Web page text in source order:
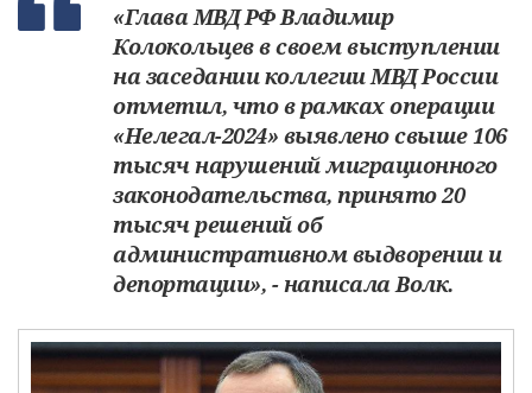
«Глава МВД РФ Владимир
Колокольцев в своем выступлении
на заседании коллегии МВД России
отметил, что в рамках операции
«Нелегал-2024» выявлено свыше 106
тысяч нарушений миграционного
законодательства, принято 20
тысяч решений об
административном выдворении и
депортации», - написала Волк.